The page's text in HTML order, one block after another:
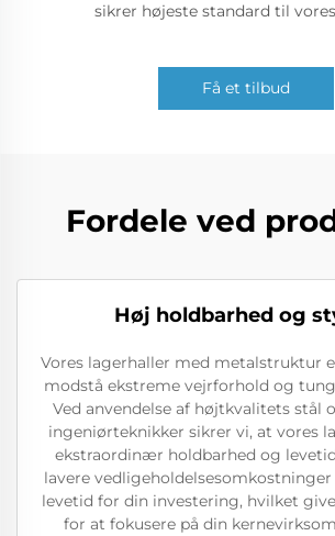
sikrer højeste standard til
Få et tilbud
Fordele ved
Høj holdbarhed og
Vores lagerhaller med metalstruktur
modstå ekstreme vejrforhold og
Ved anvendelse af højtkvalitets stål
ingeniørteknikker sikrer vi, at vores
ekstraordinær holdbarhed og
lavere
levetid for din investering, hvilket
for at fokusere på din